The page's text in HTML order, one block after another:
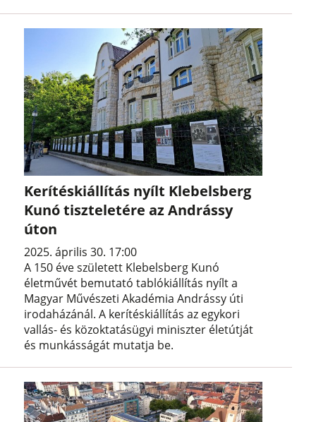
Kerítéskiállítás nyílt Klebelsberg
Kunó tiszteletére az Andrássy
úton
2025. április 30. 17:00
A 150 éve született Klebelsberg Kunó
életművét bemutató tablókiállítás nyílt a
Magyar Művészeti Akadémia Andrássy úti
irodaházánál. A kerítéskiállítás az egykori
vallás- és közoktatásügyi miniszter életútját
és munkásságát mutatja be.